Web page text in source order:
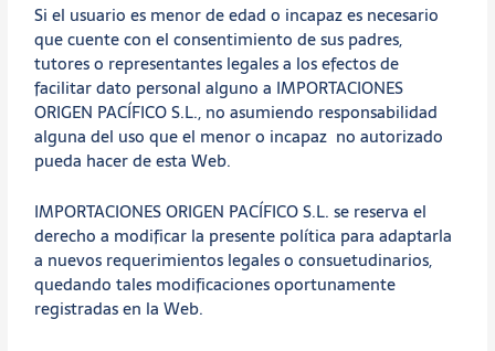
Si el usuario es menor de edad o incapaz es necesario
que cuente con el consentimiento de sus padres,
tutores o representantes legales a los efectos de
facilitar dato personal alguno a IMPORTACIONES
ORIGEN PACÍFICO S.L., no asumiendo responsabilidad
alguna del uso que el menor o incapaz no autorizado
pueda hacer de esta Web.
IMPORTACIONES ORIGEN PACÍFICO S.L. se reserva el
derecho a modificar la presente política para adaptarla
a nuevos requerimientos legales o consuetudinarios,
quedando tales modificaciones oportunamente
registradas en la Web.